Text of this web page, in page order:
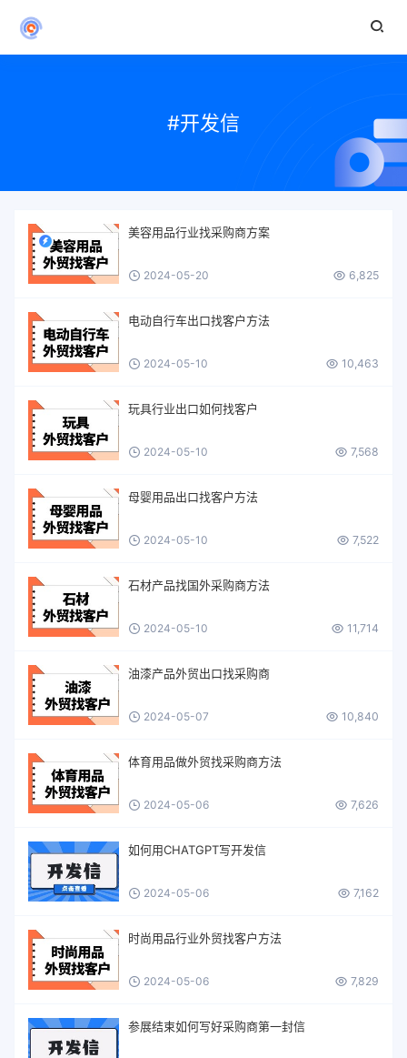
#开发信
美容用品行业找采购商方案
2024-05-20 6,825
电动自行车出口找客户方法
2024-05-10 10,463
玩具行业出口如何找客户
2024-05-10 7,568
母婴用品出口找客户方法
2024-05-10 7,522
石材产品找国外采购商方法
2024-05-10 11,714
油漆产品外贸出口找采购商
2024-05-07 10,840
体育用品做外贸找采购商方法
2024-05-06 7,626
如何用CHATGPT写开发信
2024-05-06 7,162
时尚用品行业外贸找客户方法
2024-05-06 7,829
参展结束如何写好采购商第一封信